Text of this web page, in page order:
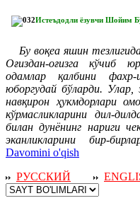
Истеъдодли ёзувчи Шойим
Бу воқеа яшин
Оғиздан-оғизга кўчиб
одамлар қалбини фахр-
юборгудай бўларди.
навқирон ҳукмдорлари
кўрмасликларини дил-
билан дунёнинг нариги
эканликларини бир-
Davomini o'qish
РУССКИЙ